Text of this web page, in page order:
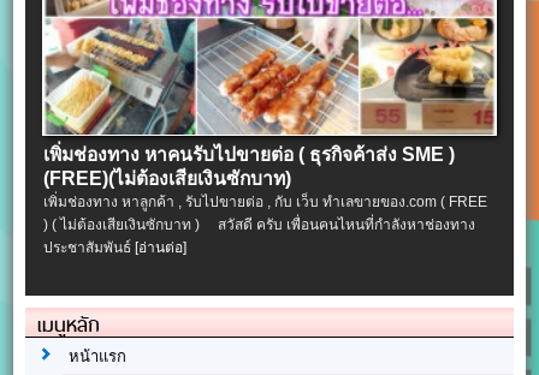
เพิ่มช่องทาง หาคนรับไปขายต่อ ( ธุรกิจค้าส่ง SME )
(FREE)(ไม่ต้องเสียเงินซักบาท)
เพิ่มช่องทาง หาลูกค้า , รับไปขายต่อ , กับ เว็บ ทำเลขายของ.com ( FREE
) ( ไม่ต้องเสียเงินซักบาท ) สวัสดี ครับ เพื่อนคนไหนที่กำลังหาช่องทาง
ประชาสัมพันธ์[อ่านต่อ]
เมนูหลัก
หน้าแรก